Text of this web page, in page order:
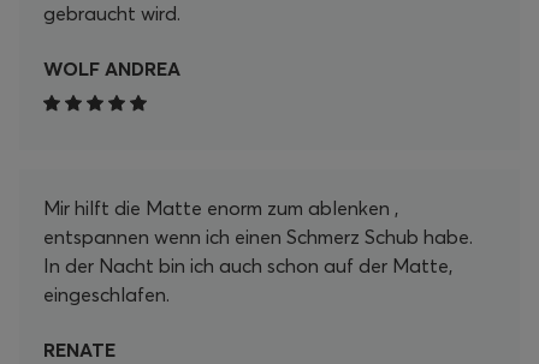
gebraucht wird.
WOLF ANDREA
Mir hilft die Matte enorm zum ablenken ,
entspannen wenn ich einen Schmerz Schub habe.
In der Nacht bin ich auch schon auf der Matte,
eingeschlafen.
RENATE